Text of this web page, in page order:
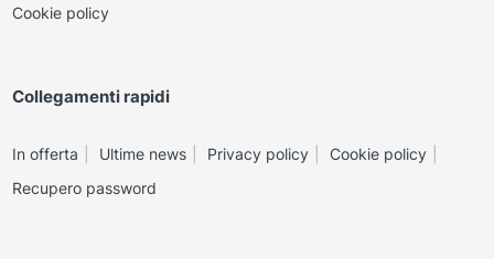
Cookie policy
Collegamenti rapidi
In offerta Ultime news Privacy policy
Cookie policy
Recupero password